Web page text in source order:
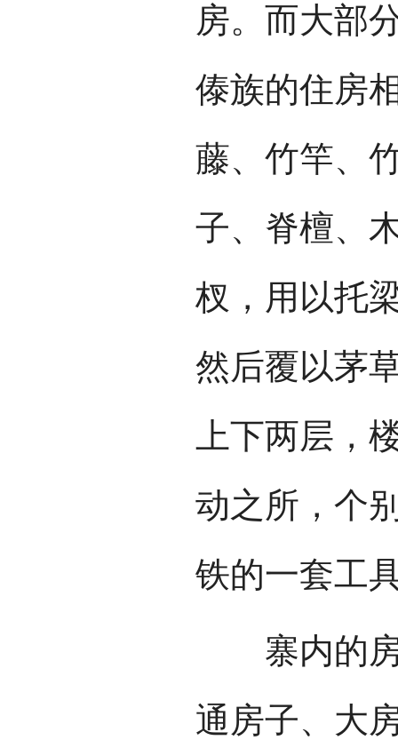
房。而大部
傣族的住房
藤、竹竿、
子、脊檀、
杈，用以托
然后覆以茅
上下两层，
动之所，个
铁的一套工
寨内的房
通房子、大